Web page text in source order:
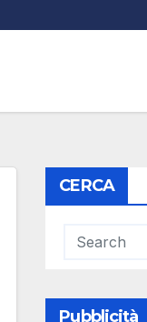
CERCA
Pubblicità